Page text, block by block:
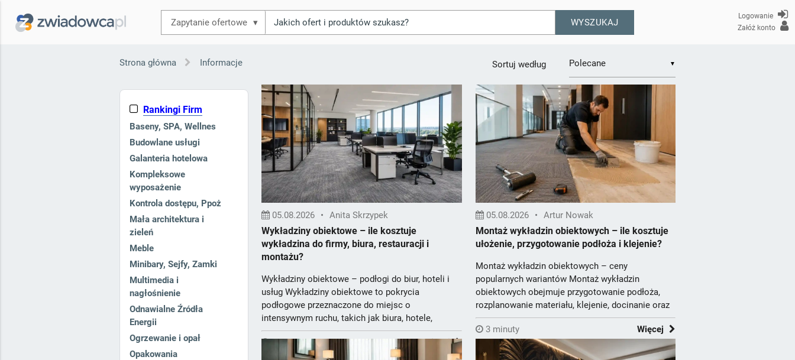
▾ WYSZUKAJ
Logowanie
Załóż konto
Strona główna Informacje Sortuj według ▼
Rankingi Firm
Baseny, SPA, Wellnes
Budowlane usługi
Galanteria hotelowa
Kompleksowe
wyposażenie
Kontrola dostępu, Ppoż
Mała architektura i
zieleń
Meble
Minibary, Sejfy, Zamki
Multimedia i
nagłośnienie
Odnawialne Źródła
Energii
Ogrzewanie i opał
Opakowania
05.08.2026 • Anita Skrzypek
Wykładziny obiektowe – ile kosztuje
wykładzina do firmy, biura, restauracji i
montażu?
Wykładziny obiektowe – podłogi do biur, hoteli i
usług Wykładziny obiektowe to pokrycia
podłogowe przeznaczone do miejsc o
intensywnym ruchu, takich jak biura, hotele,
restaurac...
3 minuty
Więcej
05.08.2026 • Artur Nowak
Montaż wykładzin obiektowych – ile kosztuje
ułożenie, przygotowanie podłoża i klejenie?
Montaż wykładzin obiektowych – ceny
popularnych wariantów Montaż wykładzin
obiektowych obejmuje przygotowanie podłoża,
rozplanowanie materiału, klejenie, docinanie oraz
wykończe...
3 minuty
Więcej